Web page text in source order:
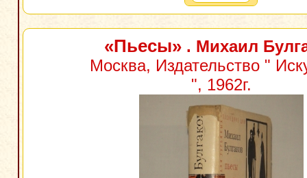
«Пьесы». Михаил
Москва, Издательство "
", 1962г.